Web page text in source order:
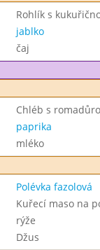
Rohlík s
jablko
čaj
Chléb s
paprika
mléko
Polévka fazolová
Kuřecí maso na
rýže
Džus